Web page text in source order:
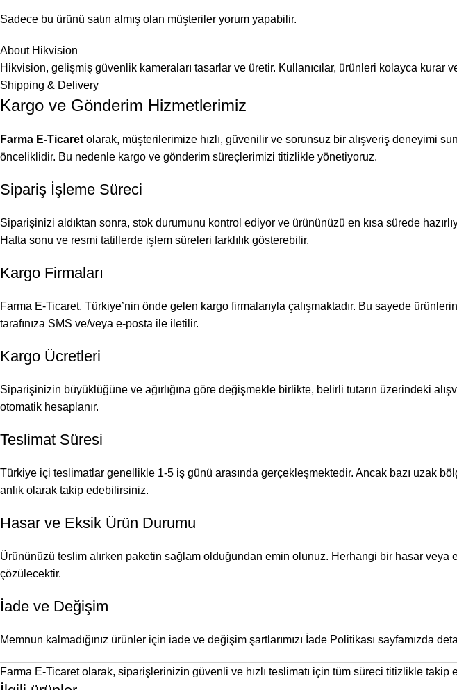
Sadece bu ürünü satın almış olan müşteriler yorum yapabilir.
About Hikvision
Hikvision, gelişmiş güvenlik kameraları tasarlar ve üretir. Kullanıcılar, ürünleri kolayca kurar
Shipping & Delivery
Kargo ve Gönderim Hizmetlerimiz
Farma E-Ticaret olarak, müşterilerimize hızlı, güvenilir ve sorunsuz bir alışveriş deneyimi
önceliklidir. Bu nedenle kargo ve gönderim süreçlerimizi titizlikle yönetiyoruz.
Sipariş İşleme Süreci
Siparişinizi aldıktan sonra, stok durumunu kontrol ediyor ve ürününüzü en kısa sürede
Hafta sonu ve resmi tatillerde işlem süreleri farklılık gösterebilir.
Kargo Firmaları
Farma E-Ticaret, Türkiye’nin önde gelen kargo firmalarıyla çalışmaktadır. Bu sayede
tarafınıza SMS ve/veya e-posta ile iletilir.
Kargo Ücretleri
Siparişinizin büyüklüğüne ve ağırlığına göre değişmekle birlikte, belirli tutarın üzerindeki
otomatik hesaplanır.
Teslimat Süresi
Türkiye içi teslimatlar genellikle 1-5 iş günü arasında gerçekleşmektedir. Ancak bazı uzak
anlık olarak takip edebilirsiniz.
Hasar ve Eksik Ürün Durumu
Ürününüzü teslim alırken paketin sağlam olduğundan emin olunuz. Herhangi bir hasar
çözülecektir.
İade ve Değişim
Memnun kalmadığınız ürünler için iade ve değişim şartlarımızı İade Politikası sayfamızda
Farma E-Ticaret olarak, siparişlerinizin güvenli ve hızlı teslimatı için tüm süreci titizlikle takip